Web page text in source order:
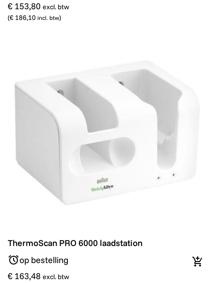
€ 153,80 excl. btw
(€ 186,10 incl. btw)
ThermoScan PRO 6000 laadstation
ThermoScan PRO 6000 laadstation
op bestelling
€ 163,48 excl. btw
In